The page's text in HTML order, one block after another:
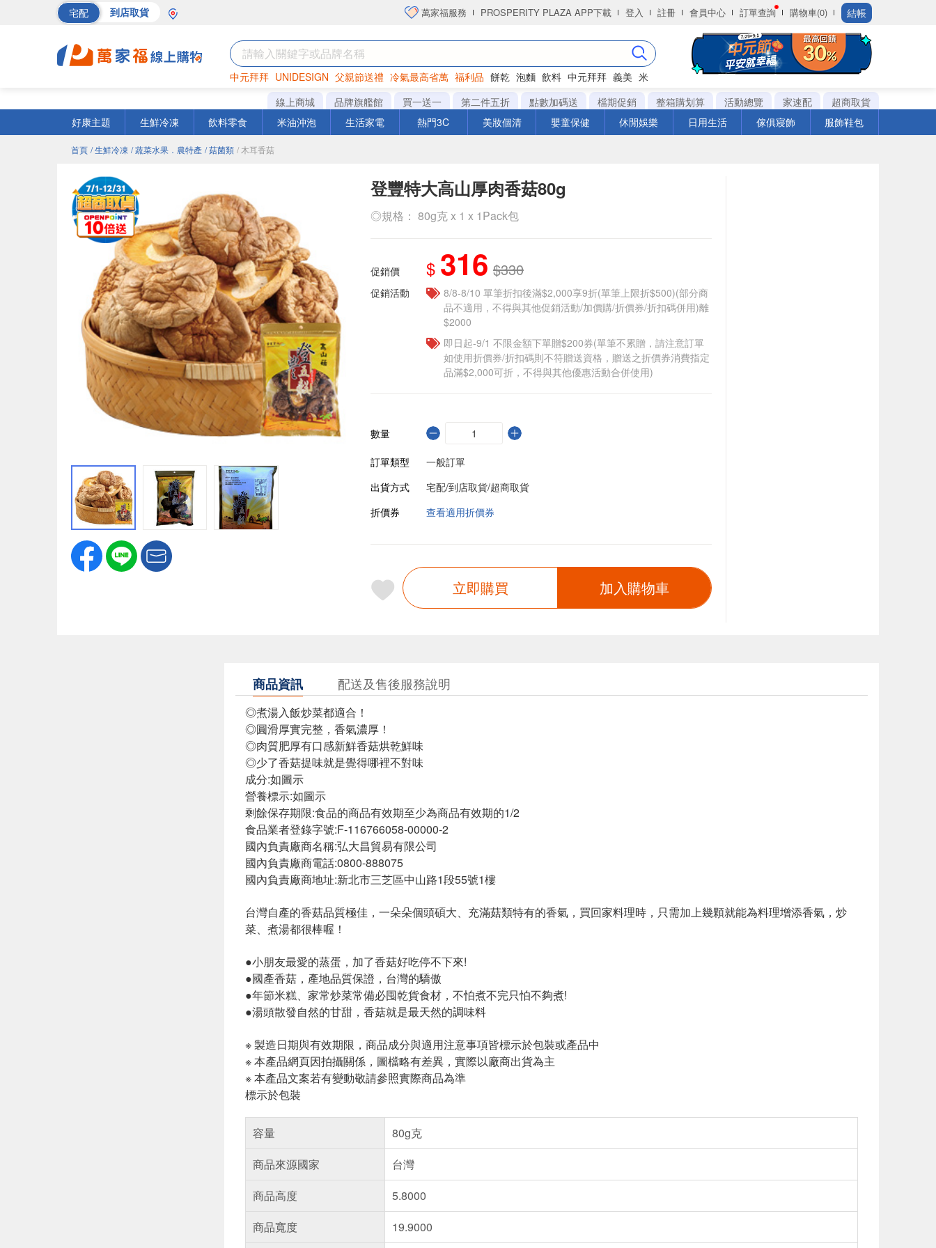
宅配 到店取貨 萬家福服務 PROSPERITY PLAZA APP下載 登入 註冊 會員中心 訂單查詢 購物車(0) 結帳
中元拜拜 UNIDESIGN 父親節送禮 冷氣最高省萬 福利品 餅乾 泡麵 飲料 中元拜拜 義美 米
罐頭 海苔 洋芋片
線上商城 品牌旗艦館 買一送一 第二件五折 點數加碼送 檔期促銷 整箱購划算 活動總覽 家速配
超商取貨
好康主題
生鮮冷凍 飲料零食 米油沖泡 生活家電 熱門3C 美妝個清 嬰童保健 休閒娛樂 日用生活 傢俱寢飾 服飾鞋包
首頁 / 生鮮冷凍 / 蔬菜水果．農特產 / 菇菌類 / 木耳香菇
登豐特大高山厚肉香菇80g
◎規格： 80g克 x 1 x 1Pack包
促銷價 $ 316 $330
促銷活動
8/8-8/10 單筆折扣後滿$2,000享9折(單筆上限折$500)(部分商
品不適用，不得與其他促銷活動/加價購/折價券/折扣碼併用)離
$2000
即日起-9/1 不限金額下單贈$200券(單筆不累贈，請注意訂單
如使用折價券/折扣碼則不符贈送資格，贈送之折價券消費指定
品滿$2,000可折，不得與其他優惠活動合併使用)
數量
訂單類型
一般訂單
出貨方式
宅配/到店取貨/超商取貨
折價券
查看適用折價券
立即購買 加入購物車
商品資訊 配送及售後服務說明
◎煮湯入飯炒菜都適合！
◎圓滑厚實完整，香氣濃厚！
◎肉質肥厚有口感新鮮香菇烘乾鮮味
◎少了香菇提味就是覺得哪裡不對味
成分:如圖示
營養標示:如圖示
剩餘保存期限:食品的商品有效期至少為商品有效期的1/2
食品業者登錄字號:F-116766058-00000-2
國內負責廠商名稱:弘大昌貿易有限公司
國內負責廠商電話:0800-888075
國內負責廠商地址:新北市三芝區中山路1段55號1樓
台灣自產的香菇品質極佳，一朵朵個頭碩大、充滿菇類特有的香氣，買回家料理時，只需加上幾顆就能為料理增添香氣，炒
菜、煮湯都很棒喔！
●小朋友最愛的蒸蛋，加了香菇好吃停不下來!
●國產香菇，產地品質保證，台灣的驕傲
●年節米糕、家常炒菜常備必囤乾貨食材，不怕煮不完只怕不夠煮!
●湯頭散發自然的甘甜，香菇就是最天然的調味料
※ 製造日期與有效期限，商品成分與適用注意事項皆標示於包裝或產品中
※ 本產品網頁因拍攝關係，圖檔略有差異，實際以廠商出貨為主
※ 本產品文案若有變動敬請參照實際商品為準
標示於包裝
容量
80g克
商品來源國家
台灣
商品高度
5.8000
商品寬度
19.9000